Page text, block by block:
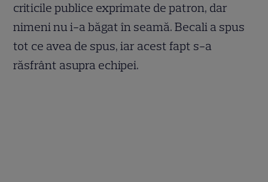
criticile publice exprimate de patron, dar
nimeni nu i-a băgat în seamă. Becali a spus
tot ce avea de spus, iar acest fapt s-a
răsfrânt asupra echipei.